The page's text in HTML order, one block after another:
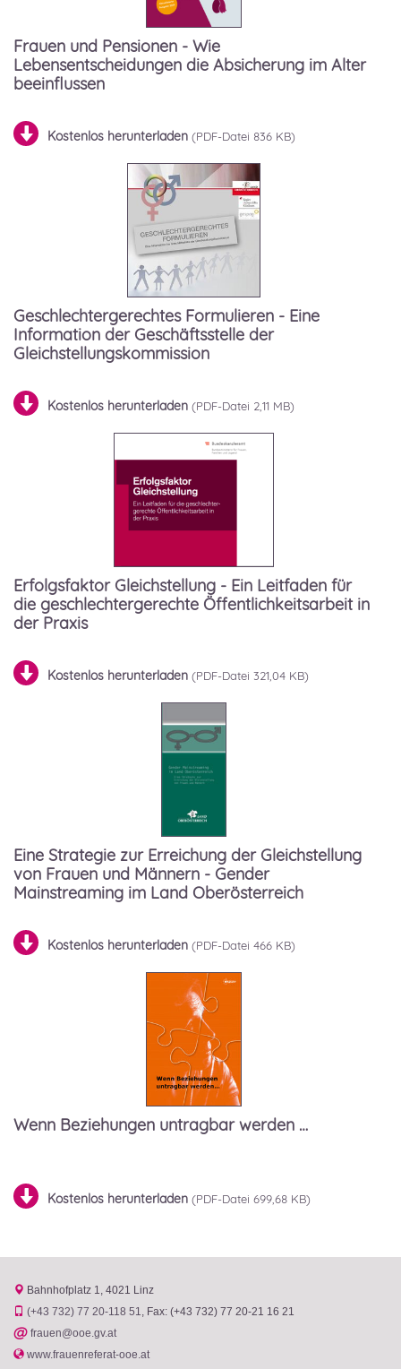
Frauen und Pensionen - Wie
Lebensentscheidungen die Absicherung im Alter
beeinflussen
Kostenlos herunterladen 836 KB)
Geschlechtergerechtes Formulieren - Eine
Information der Geschäftsstelle der
Gleichstellungskommission
Kostenlos herunterladen 2,11 MB)
Erfolgsfaktor Gleichstellung - Ein Leitfaden für
die geschlechtergerechte Öffentlichkeitsarbeit in
der Praxis
Kostenlos herunterladen 321,04 KB)
Eine Strategie zur Erreichung der Gleichstellung
von Frauen und Männern - Gender
Mainstreaming im Land Oberösterreich
Kostenlos herunterladen 466 KB)
Wenn Beziehungen untragbar werden …
Kostenlos herunterladen 699,68 KB)
Bahnhofplatz 1 4021 Linz
(+43 732) 77 20-118 51
Fax: (+43 732) 77 20-21 16 21
@ frauen@ooe.gv.at
www.frauenreferat-ooe.at